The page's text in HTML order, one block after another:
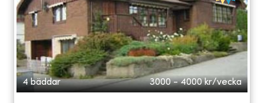
4 bäddar 3000 - 4000 kr/vecka